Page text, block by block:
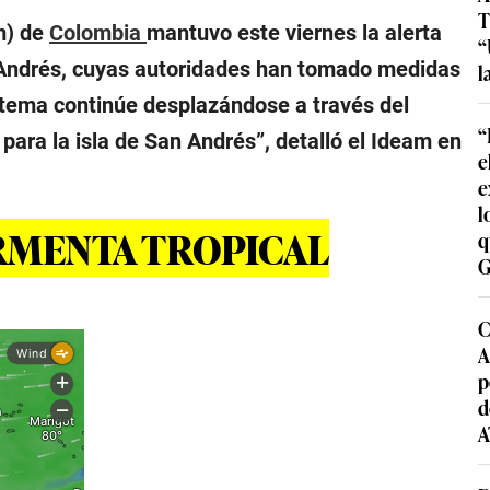
deColombia mantuvo este viernes la alerta
cuyas autoridades han tomado medidas
continúe desplazándose a través del
la isla de San Andrés”, detalló el Ideam en
TROPICAL